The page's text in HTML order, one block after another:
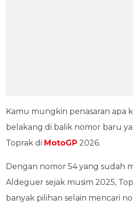
Kamu mungkin penasaran apa
belakang di balik nomor baru
Toprak di MotoGP 2026.
Dengan nomor 54 yang sudah
Aldeguer sejak musim 2025,
banyak pilihan selain mencari